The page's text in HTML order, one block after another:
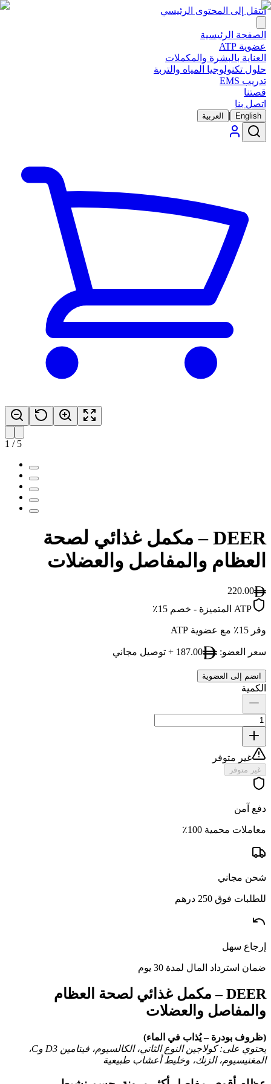
انتقل إلى المحتوى الرئيسي
الصفحة الرئيسية
عضوية ATP
العناية بالبشرة والمكملات
حلول تكنولوجيا المياه والتربة
تدريب EMS
قصتنا
اتصل بنا
English
| العربية
1 / 5
DEER – مكمل غذائي لصحة
العظام والمفاصل والعضلات
220.00
ATP المتميزة
- خصم 15٪
وفر 15٪ مع عضوية ATP
سعر العضو: 187.00 + توصيل مجاني
انضم إلى العضوية
الكمية
غير متوفر
غير متوفر
دفع آمن
معاملات محمية 100٪
شحن مجاني
للطلبات فوق 250 درهم
إرجاع سهل
ضمان استرداد المال لمدة 30 يوم
DEER – مكمل غذائي لصحة العظام
والمفاصل والعضلات
(ظروف بودرة –يُذاب في الماء)
يحتوي على:كولاجينالنوعالثاني،الكالسيوم، فيتامين D3 وC،
المغنيسيوم،الزنك، وخليطأعشاب طبيعية